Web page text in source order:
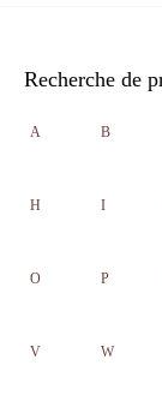
Recherche de
A B
H I
O P
V W